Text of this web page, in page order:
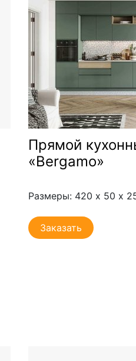
Прямой
«Bergamo»
Размеры: 420 х 50 х
Заказать